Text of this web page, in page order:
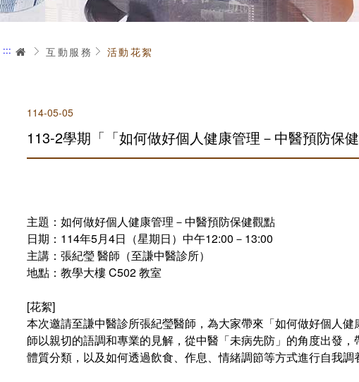
::: 首頁互動服務 活動花絮
114-05-05
113-2學期「「如何做好個人健康管理－中醫預防保
主題：如何做好個人健康管理－中醫預防保健觀點
日期：114年5月4日（星期日）中午12:00－13:00
主講：張紀瑩 醫師（至謙中醫診所）
地點：教學大樓 C502 教室
[花絮]
本次邀請至謙中醫診所張紀瑩醫師，為大家帶來「如何做好個人
師以親切的語調和專業的見解，從中醫「未病先防」的角度出發，
體質分類，以及如何透過飲食、作息、情緒調節等方式進行自我調